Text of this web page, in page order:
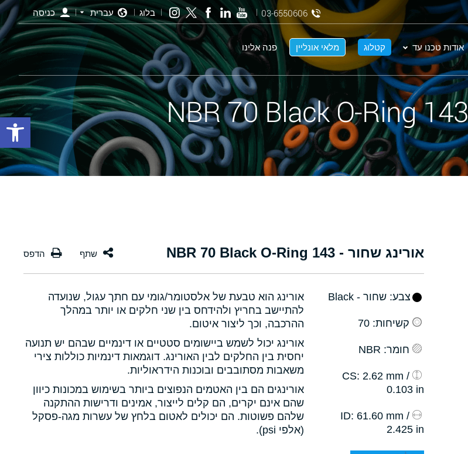
אודות טכנו עד קטלוג מלאי אונליין פנה אלינו
03-6550606 בלוג עברית כניסה
אורינג שחור - 143 NBR 70 Black O-Ring
אורינג הוא טבעת של אלסטומר/גומי עם חתך עגול, שנועדה
להתיישב בחריץ ולהידחס בין שני חלקים או יותר במהלך
ההרכבה, וכך ליצור איטום.
אורינג יכול לשמש ביישומים סטטיים או דינמיים שבהם יש תנועה
יחסית בין החלקים לבין האורינג. דוגמאות דינמיות כוללות צירי
משאבות מסתובבים ובוכנות הידראוליות.
אורינגים הם בין האטמים הנפוצים ביותר בשימוש במכונות כיוון
שהם אינם יקרים, הם קלים לייצור, אמינים ודרישות ההתקנה
שלהם פשוטות. הם יכולים לאטום בלחץ של עשרות מגה-פסקל
(אלפי psi).
צבע: שחור - Black
קשיחות: 70
חומר: NBR
: 2.62 mm /
0.103 in
: 61.60 mm /
2.425 in
פתח